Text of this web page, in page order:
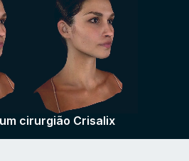
cirurgião Crisalix